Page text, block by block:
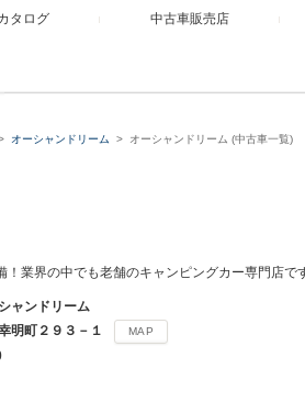
タログ 中古車販売店
オーシャンドリーム オーシャンドリーム (中古車一覧)
業界の中でも老舗のキャンピングカー専門店で
ャンドリーム
明町２９３－１ MAP